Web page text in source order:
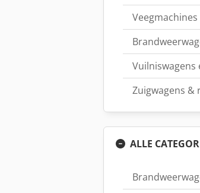
Veegmachines
Zuigwagens &
ALLE